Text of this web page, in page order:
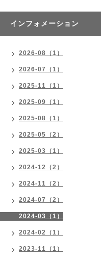
インフォメーション
2026-08（1）
2026-07（1）
2025-11（1）
2025-09（1）
2025-08（1）
2025-05（2）
2025-03（1）
2024-12（2）
2024-11（2）
2024-07（2）
2024-03（1）
2024-02（1）
2023-11（1）